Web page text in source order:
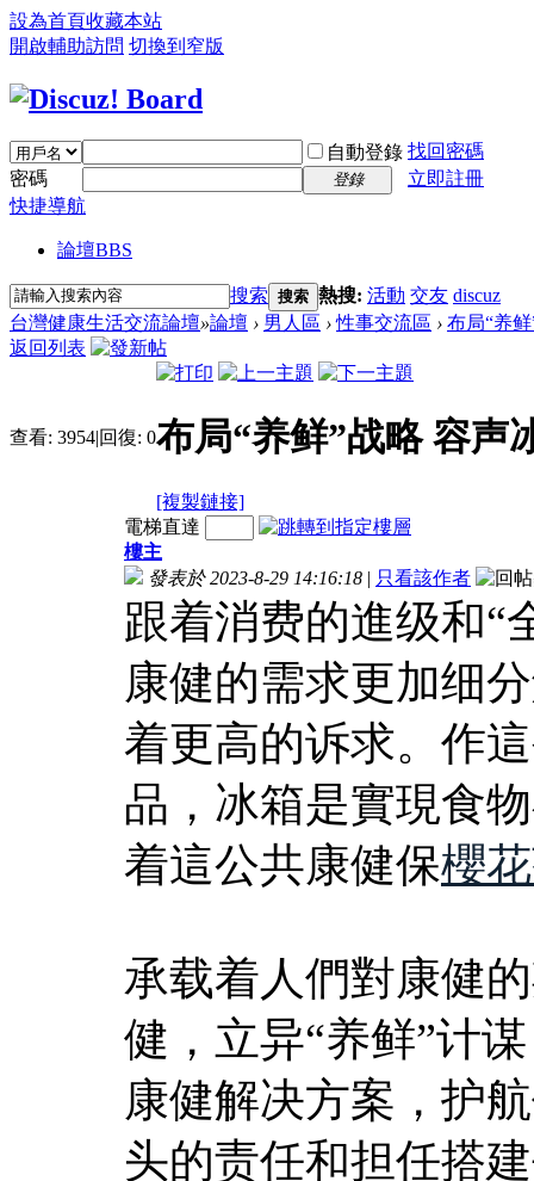
設為首頁收藏本站
開啟輔助訪問 切換到窄版
自動登錄 找回密碼
密碼
登錄
立即註冊
快捷導航
論壇BBS
搜索 搜索 熱搜: 活動 交友 discuz
台灣健康生活交流論壇»論壇 › 男人區 › 性事交流區 › 布局“养
返回列表
查看: 3954|回復: 0布局“养鲜”战略 容声
[複製鏈接]
電梯直達
樓主
發表於 2023-8-29 14:16:18 | 只看該作者
跟着消费的進级和“
康健的需求更加细
着更高的诉求。作
品，冰箱是實現食
着這公共康健保櫻
承载着人們對康健
健，立异“养鲜”计
康健解决方案，护
头的责任和担任搭